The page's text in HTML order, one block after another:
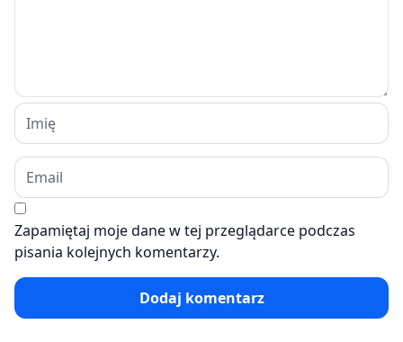
Zapamiętaj moje dane w tej przeglądarce podczas
pisania kolejnych komentarzy.
Dodaj komentarz